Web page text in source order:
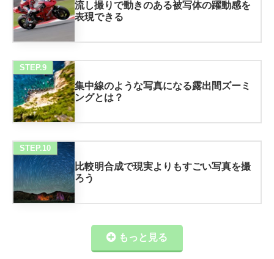
流し撮りで動きのある被写体の躍動感を
表現できる
STEP.9
集中線のような写真になる露出間ズーミ
ングとは？
STEP.10
比較明合成で現実よりもすごい写真を撮
ろう
もっと見る